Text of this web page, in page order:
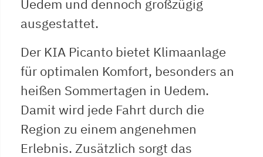
Uedem und dennoch großzügig
ausgestattet.
Der KIA Picanto bietet Klimaanlage
für optimalen Komfort, besonders an
heißen Sommertagen in Uedem.
Damit wird jede Fahrt durch die
Region zu einem angenehmen
Erlebnis. Zusätzlich sorgt das